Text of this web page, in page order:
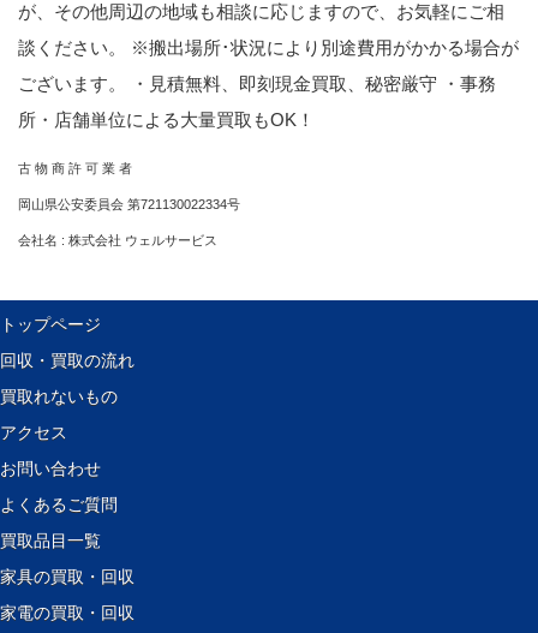
が、その他周辺の地域も相談に応じますので、お気軽にご相
談ください。 ※搬出場所･状況により別途費用がかかる場合が
ございます。 ・見積無料、即刻現金買取、秘密厳守 ・事務
所・店舗単位による大量買取もOK！
古 物 商 許 可 業 者
岡山県公安委員会 第721130022334号
会社名 : 株式会社 ウェルサービス
トップページ
回収・買取の流れ
買取れないもの
アクセス
お問い合わせ
よくあるご質問
買取品目一覧
家具の買取・回収
家電の買取・回収